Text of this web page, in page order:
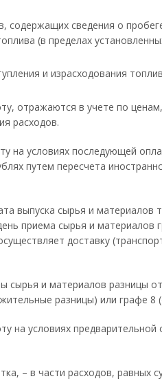
содержащих сведения о
(в пределах
и израсходования
отражаются в учете по
расходов.
на условиях последующей
путем пересчета
выпуска сырья и
приема сырья и материалов
доставку
и материалов разницы
разницы) или графе 8
на условиях
– в части расходов, равных